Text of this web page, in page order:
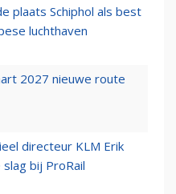
plaats Schiphol als best
luchthaven
2027 nieuwe route
directeur KLM Erik
bij ProRail